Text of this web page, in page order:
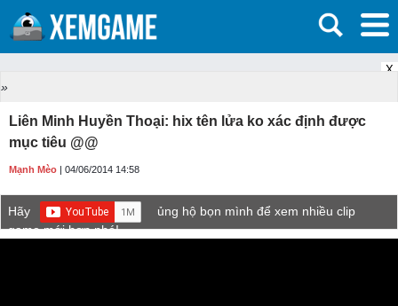
X
»
Liên Minh Huyền Thoại: hix tên lửa ko xác định được
mục tiêu @@
Mạnh Mèo | 04/06/2014 14:58
Hãy
ủng hộ bọn mình để xem nhiều clip
game mới hơn nhé!